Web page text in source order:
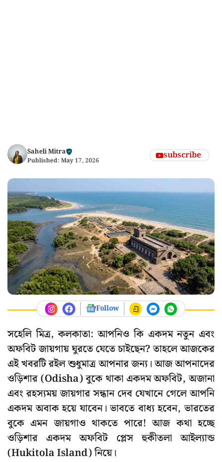
Saheli Mitra
Published: May 17, 2026 subscribe
Follow
সহেলি মিত্র, কলকাতা: আপনিও কি একদম নতুন এবং
অফবিট জায়গায় ঘুরতে যেতে চাইছেন? তাহলে আজকের
এই খবরটি রইল শুধুমাত্র আপনার জন্য। আজ আপনাদের
ওড়িশার (Odisha) বুকে থাকা একদম অফবিট, অজানা
এবং রহস্যময় জায়গার সন্ধান দেব যেখানে গেলে আপনি
একদম অবাক হয়ে যাবেন। ভাবতে বাধ্য হবেন, ভারতের
বুকে এমন জায়গাও থাকতে পারে! আজ কথা হচ্ছে
ওড়িশার একদম অফবিট প্লেস হুকীতলা আইল্যান্ড
(Hukitola Island) নিয়ে।